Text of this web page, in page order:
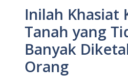
Inilah Khasiat
Tanah yang
Banyak
Orang